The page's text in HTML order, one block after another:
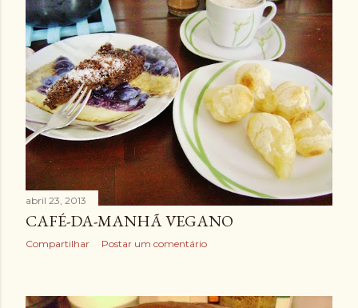
abril 23, 2013
CAFÉ-DA-MANHÃ VEGANO
Compartilhar Postar um comentário